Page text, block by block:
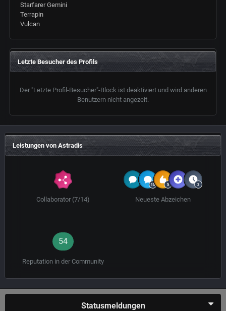
Starfarer Gemini
Terrapin
Vulcan
Letzte Besucher des Profils
Der "Letzte Profil-Besucher"-Block ist deaktiviert und wird anderen
Benutzern nicht angezeit.
Leistungen von Astradis
Collaborator (7/14) Neueste Abzeichen
54
Reputation in der Community
Statusmeldungen